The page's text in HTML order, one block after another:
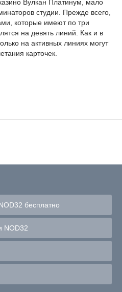
Вулкан Платинум, мало
студии. Прежде всего,
которые имеют по три
на девять линий. Как и в
на активных линиях могут
карточек.
бесплатно
NOD32